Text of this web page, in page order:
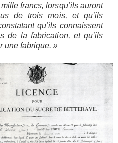
francs, lorsqu’ils auront
de trois mois, et qu’ils
qu’ils connaissent
de la fabrication, et qu’ils
une fabrique. »